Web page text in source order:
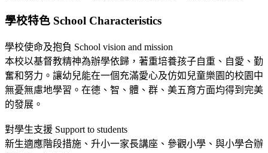
學校特色 School Characteristics
學校使命及抱負 School vision and mission
本校以基督教精神為辦學依歸，著重培養孩子自重、自愛、勤
奮和努力。讓幼兒能在一個充滿愛心及仿如兒童樂園的校園中
無憂無慮地學習。在德、智、體、群、美五育方面均得到完美
的發展。
對學生支援 Support to students
新生適應階段措施、升小一家長講座、參觀小學、與小學合辦